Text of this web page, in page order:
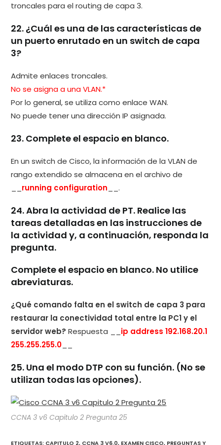
troncales para el routing de capa 3.
22. ¿Cuál es una de las características de
un puerto enrutado en un switch de capa
3?
Admite enlaces troncales.
No se asigna a una VLAN.*
Por lo general, se utiliza como enlace WAN.
No puede tener una dirección IP asignada.
23. Complete el espacio en blanco.
En un switch de Cisco, la información de la VLAN de
rango extendido se almacena en el archivo de
running configuration __.
24. Abra la actividad de PT. Realice las
tareas detalladas en las instrucciones de
la actividad y, a continuación, responda la
pregunta.
Complete el espacio en blanco. No utilice
abreviaturas.
¿Qué comando falta en el switch de capa 3 para
restaurar la conectividad total entre la PC1 y el
servidor web? Respuesta __ ip address 192.168.20.1
255.255.255.0
25. Una el modo DTP con su función. (No se
utilizan todas las opciones).
CCNA 3 v6 Capitulo 2 Pregunta 25
ETIQUETAS: CAPITULO 2, CCNA 3 V6.0, EXAMEN CISCO, PREGUNTAS Y